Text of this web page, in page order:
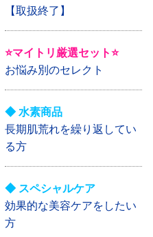
【取扱終了】
⭐マイトリ厳選セット⭐
お悩み別のセレクト
◆ 水素商品
長期肌荒れを繰り返してい
る方
◆ スペシャルケア
効果的な美容ケアをしたい
方